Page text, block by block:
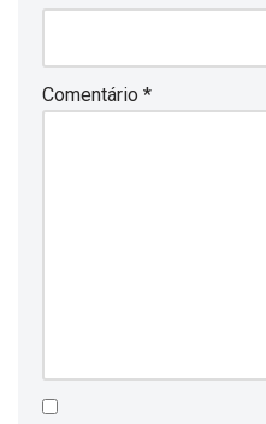
Comentário *